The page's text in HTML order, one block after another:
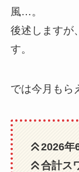
風…。
後述しますが
す。
では今月もら
2026
合計ス